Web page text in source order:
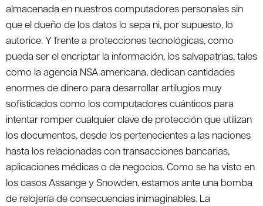
almacenada en nuestros computadores personales sin
que el dueño de los datos lo sepa ni, por supuesto, lo
autorice. Y frente a protecciones tecnológicas, como
pueda ser el encriptar la información, los salvapatrias, tales
como la agencia NSA americana, dedican cantidades
enormes de dinero para desarrollar artilugios muy
sofisticados como los computadores cuánticos para
intentar romper cualquier clave de protección que utilizan
los documentos, desde los pertenecientes a las naciones
hasta los relacionadas con transacciones bancarias,
aplicaciones médicas o de negocios. Como se ha visto en
los casos Assange y Snowden, estamos ante una bomba
de relojería de consecuencias inimaginables. La